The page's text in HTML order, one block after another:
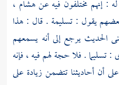
: إنهم مختلفون فيه عنهشام ،
يقول : تسليمة . قال : هذا
الحديث يرجع إلى أنه يسمعهم
تسليما . فلا حجة لهم فيه ، فإنه
أن أحاديثنا تتضمن زيادة على